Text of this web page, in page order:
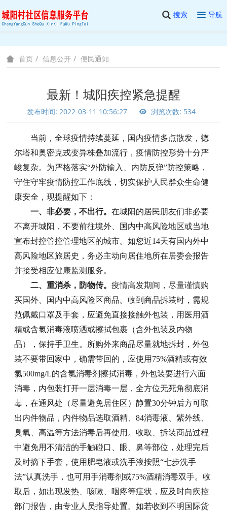
搜索 导航
首页 信息公开 便民通知
最新！城阳疾控紧急提醒
发布时间: 2022-03-11 10:56:27 浏览次数: 534
当前，全球疫情持续蔓延，国内疫情多点散发，德
尔塔和奥密克戎变异株叠加流行，疫情防控形势十分严
峻复杂。为严格落实“外防输入、内防反弹”防控策略，
守住守牢疫情防控工作底线，切实保护人民群众生命健
康安全，现提醒如下：
一、非必要，不出行。在城阳的居民朋友们非必要
不离开城阳，不要前往境外、国内中高风险地区或当地
宣布封控管控管理地区的城市。如您近14天有国内外中
高风险地区旅居史，务必主动向居住地所在居委会报告
并接受相应健康监测服务。
二、重消杀，防物传。疫情高发期间，尽量谨慎购
买国外、国内中高风险区商品。收到商品拆装时，需规
范佩戴口罩及手套，应避免直接接触外包装，用医用酒
精或含氯消毒液喷洒或擦拭包裹（含外包装及内物
品），保持手卫生。所购外来商品尽量就地拆封，外包
装不要带回家中，确需带回的，应使用75%酒精或有效
氯500mg/L的含氯消毒剂擦拭消毒，外包装要进行六面
消毒，内包装打开一层消毒一层，全方位无死角彻底消
毒，在通风处（尽量避免居住区）静置30分钟后方可取
出内件物品，内件物品选取酒精、84消毒液、紫外线、
臭氧、高温等方法消毒后再使用。收取、拆装商品过程
中避免用不清洁的手触碰口、眼、鼻等部位，处理完后
及时摘下手套，使用肥皂液或洗手液按照“七步洗手
法”认真洗手，也可用手消毒剂或75%酒精消毒双手。收
取后，如出现发热、咳嗽、咽疼等症状，应及时向疾控
部门报告，由专业人员指导处置。如若收到不明国际货